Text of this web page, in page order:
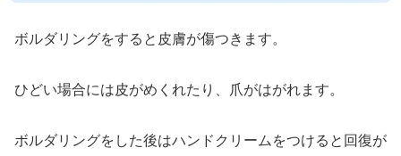
ボルダリングをすると皮膚が傷つきます。
ひどい場合には皮がめくれたり、爪がはがれます。
ボルダリングをした後はハンドクリームをつけると回復が